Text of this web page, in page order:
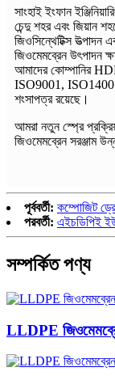
সাংহাই ইংফান
চেন্দু শহর এবং জিয়ান
জিওসিন্থেটিক্স উত্পাদন
জিওমেমব্রেন উৎপাদন
আমাদের কোম্পানির
ISO9001,
শংসাপত্র রয়েছে।
আমরা নতুন স্প্রে
জিওমেমব্রেন সরঞ্জাম
পূর্ববর্তী: কম্পোজিট
পরবর্তী: এইচডিপিই
সম্পর্কিত পণ্য
LLDPE